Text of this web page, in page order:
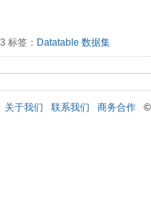
标签： Datatable 数据集
关于我们 联系我们 商务合作